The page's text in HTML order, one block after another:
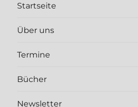
Startseite
Über uns
Termine
Bücher
Newsletter